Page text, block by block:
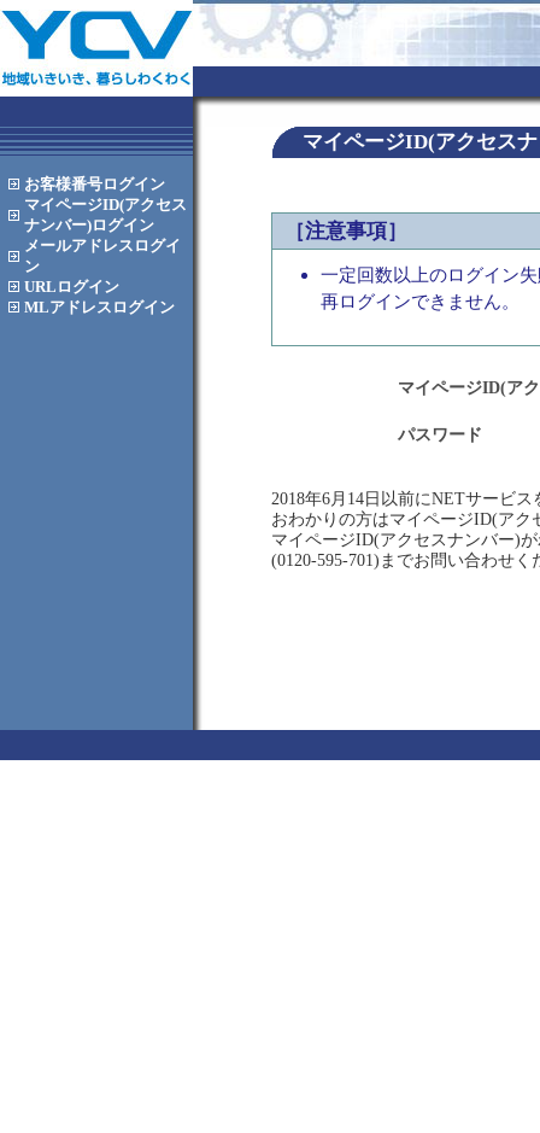
お客様番号ログイン
マイページID(アクセス
ナンバー)ログイン
メールアドレス ログイ
ン
URL ログイン
MLアドレス ログイン
マイページID(アクセス
［注意事項］
一定回数以上のログイン
再ログインできません。
マイページID(ア
パスワード
2018年6月14日以前にNETサービ
おわかりの方はマイページID(ア
マイページID(アクセスナンバー)
(0120-595-701)までお問い合わせく